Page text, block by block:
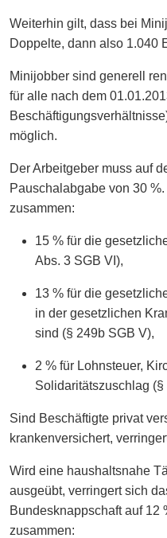
Weiterhin gilt, dass bei
Doppelte, dann also 1.040
Minijobber sind generell
für alle nach dem
möglich.
Der Arbeitgeber muss auf
Pauschalabgabe von 30
zusammen:
15 % für die
Abs. 3 SGB VI),
13 % für die
in der gesetzlichen
sind (§ 249b SGB V),
2 % für Lohnsteuer,
Solidaritätszuschlag (§
Sind Beschäftigte privat
krankenversichert,
Wird eine haushaltsnahe
ausgeübt, verringert sich
Bundesknappschaft auf 12
zusammen: